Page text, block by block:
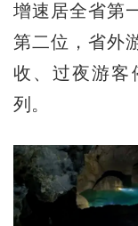
增速居全省第
第二位，省外
收、过夜游客
列。